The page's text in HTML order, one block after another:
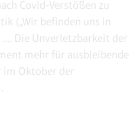
Covid-Verstößen zu
(„Wir befinden uns in
.... Die Unverletzbarkeit der
mehr für ausbleibende
im Oktober der